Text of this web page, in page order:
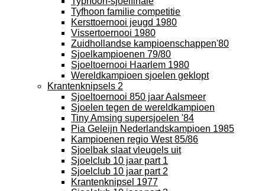
Tyfhoon familie competitie
Kersttoernooi jeugd 1980
Vissertoernooi 1980
Zuidhollandse kampioenschappen'80
Sjoelkampioenen 79/80
Sjoeltoernooi Haarlem 1980
Wereldkampioen sjoelen geklopt
Krantenknipsels 2
Sjoeltoernooi 850 jaar Aalsmeer
Sjoelen tegen de wereldkampioen
Tiny Amsing supersjoelen '84
Pia Geleijn Nederlandskampioen 1985
Kampioenen regio West 85/86
Sjoelbak slaat vleugels uit
Sjoelclub 10 jaar part 1
Sjoelclub 10 jaar part 2
Krantenknipsel 1977